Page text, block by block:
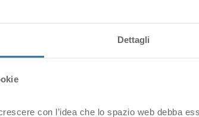
Dettagli
con l’idea che lo spazio web debba